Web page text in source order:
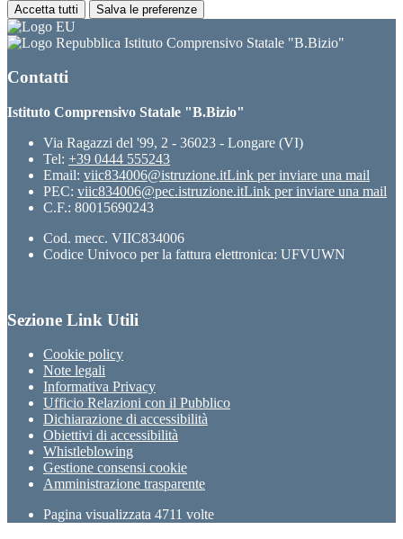
Accetta tutti Salva le preferenze
Istituto Comprensivo Statale "B.Bizio"
Contatti
Istituto Comprensivo Statale "B.Bizio"
Via Ragazzi del '99, 2 - 36023 - Longare (VI)
Tel: +39 0444 555243
Email: viic834006@istruzione.itLink per inviare una mail
PEC: viic834006@pec.istruzione.itLink per inviare una mail
C.F.: 80015690243
Cod. mecc. VIIC834006
Codice Univoco per la fattura elettronica: UFVUWN
Sezione Link Utili
Cookie policy
Note legali
Informativa Privacy
Ufficio Relazioni con il Pubblico
Dichiarazione di accessibilità
Obiettivi di accessibilità
Whistleblowing
Gestione consensi cookie
Amministrazione trasparente
Pagina visualizzata 4711 volte